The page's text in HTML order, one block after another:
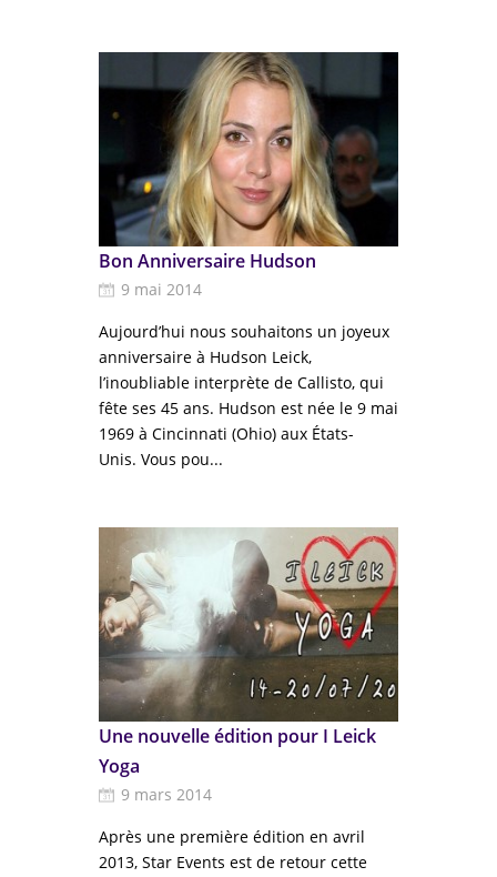
Bon Anniversaire Hudson
9 mai 2014
Aujourd’hui nous souhaitons un joyeux
anniversaire à Hudson Leick,
l’inoubliable interprète de Callisto, qui
fête ses 45 ans. Hudson est née le 9 mai
1969 à Cincinnati (Ohio) aux États-
Unis. Vous pou...
Une nouvelle édition pour I Leick
Yoga
9 mars 2014
Après une première édition en avril
2013, Star Events est de retour cette